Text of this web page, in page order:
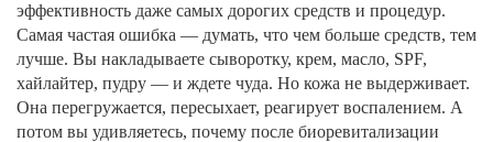
эффективность даже самых дорогих средств и процедур.
Самая частая ошибка — думать, что чем больше средств, тем
лучше. Вы накладываете сыворотку, крем, масло, SPF,
хайлайтер, пудру — и ждете чуда. Но кожа не выдерживает.
Она перегружается, пересыхает, реагирует воспалением. А
потом вы удивляетесь, почему после биоревитализации